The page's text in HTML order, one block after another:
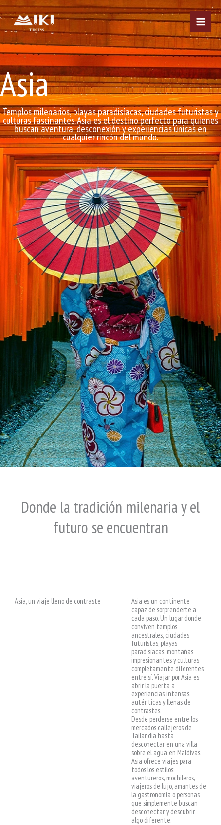
Ir
al
contenido
Asia
Templos milenarios, playas paradisíacas, ciudades futuristas y
culturas fascinantes. Asia es el destino perfecto para quienes
buscan aventura, desconexión y experiencias únicas en
cualquier rincón del mundo.
Donde la tradición milenaria y el
futuro se encuentran
Asia, un viaje lleno de contraste
Asia es un continente
capaz de sorprenderte a
cada paso. Un lugar donde
conviven templos
ancestrales, ciudades
futuristas, playas
paradisíacas, montañas
impresionantes y culturas
completamente diferentes
entre sí. Viajar por Asia es
abrir la puerta a
experiencias intensas,
auténticas y llenas de
contrastes.
Desde perderse entre los
mercados callejeros de
Tailandia hasta
desconectar en una villa
sobre el agua en Maldivas,
Asia ofrece viajes para
todos los estilos:
aventureros, mochileros,
viajeros de lujo, amantes de
la gastronomía o personas
que simplemente buscan
desconectar y descubrir
algo diferente.